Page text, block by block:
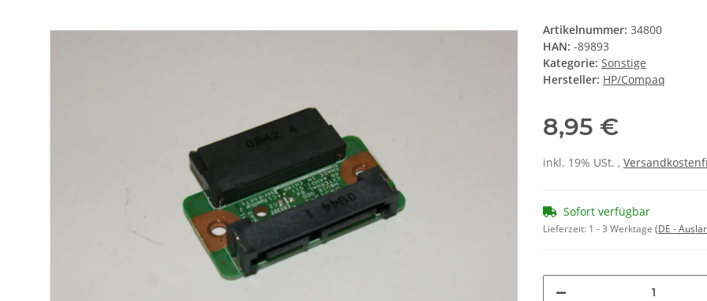
Artikelnummer: 34800
HAN: -89893
Kategorie: Sonstige
Hersteller: HP/Compaq
8,95 €
inkl. 19% USt. ,
Sofort verfügbar
Lieferzeit: 1 - 3 Werktage (DE -